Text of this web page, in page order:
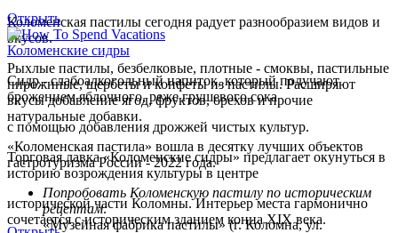
Коломенская пастилы сегодня радует разнообразием видов и
вкусов.
Рыхлые пастилы, безбелковые, плотные - смоквы, пастильные
пирожнные, щербеты и конфеты из пастилы. Расширяют
вкусы добавление ягод, фруктов, орехов и прочие
натуральные добавки.
«Коломенская пастила» вошла в десятку лучших объектов
гастротуризма России - 2022 года.
Попробовать Коломенскую пастилу по историческим
рецептам:
«Музейная фабрика пастилы» (г. Коломна, ул.
Открыть
Коломенские сидры
Сидр - слабоалкогольный напиток, который получают
брожением яблочного, реже грушевого сока
с помощью добавления дрожжей чистых культур.
Торговая лавка «Коломенские сидры» предлагает окунуться в
историю возрождения культуры в центре
исторической части Коломны. Интерьер места гармонично
сочетается с историческим зданием конца XIX века.